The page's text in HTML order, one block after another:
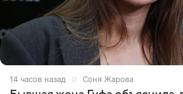
14 часов назад Соня Жарова